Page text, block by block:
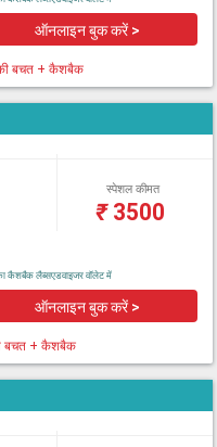
ऑनलाइन बुक करें >
बचत + कैशबैक
स्पेशल कीमत
₹3500
कैशबैक लैब्सएडवाइजर वॉलेट में
ऑनलाइन बुक करें >
बचत + कैशबैक